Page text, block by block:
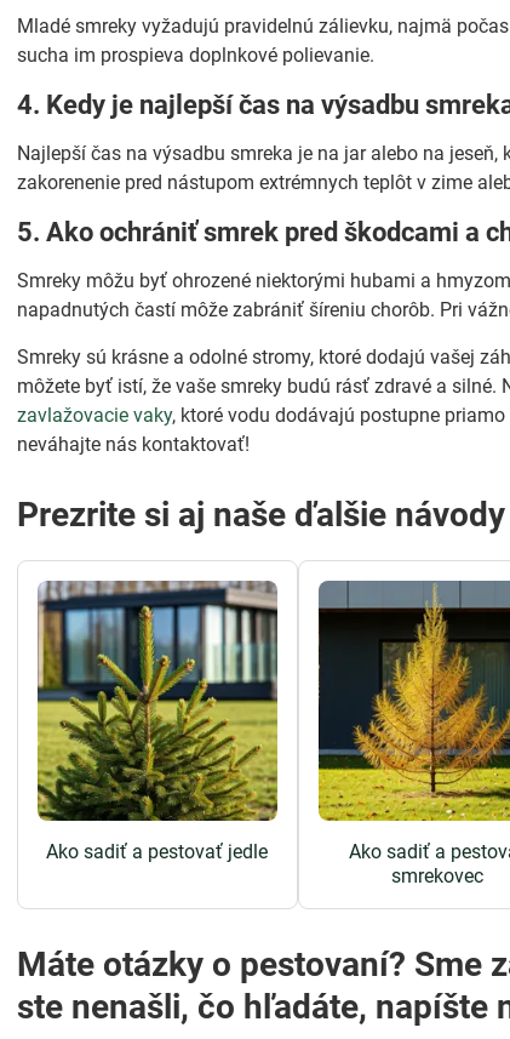
Mladé smreky vyžadujú pravidelnú zálievku, najmä
sucha im prospieva doplnkové polievanie.
4. Kedy je najlepší čas na výsadbu
Najlepší čas na výsadbu smreka je na jar alebo na
zakorenenie pred nástupom extrémnych teplôt v zime
5. Ako ochrániť smrek pred škodcami a
Smreky môžu byť ohrozené niektorými hubami a
napadnutých častí môže zabrániť šíreniu chorôb. Pri
Smreky sú krásne a odolné stromy, ktoré dodajú vašej
môžete byť istí, že vaše smreky budú rásť zdravé a
zavlažovacie vaky, ktoré vodu dodávajú postupne
neváhajte nás kontaktovať!
Prezrite si aj naše ďalšie
Ako sadiť a pestovať jedle
Ako sadiť a
smrekovec
Máte otázky o pestovaní? Sme záhradní nadšenci a radi vám poradíme! Ak
ste nenašli, čo hľadáte, napíšte